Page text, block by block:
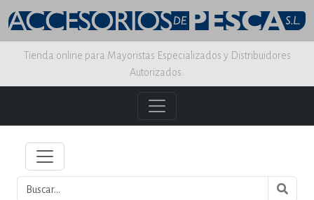
Tienda online para Mayoristas Especializados y Distribuidores
Autorizados.